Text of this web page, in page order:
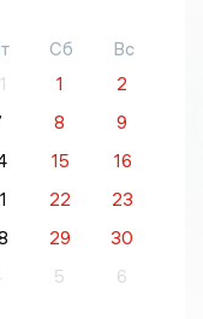
Сб
Вс
1
2
8
9
15
16
22
23
29
30
5 6